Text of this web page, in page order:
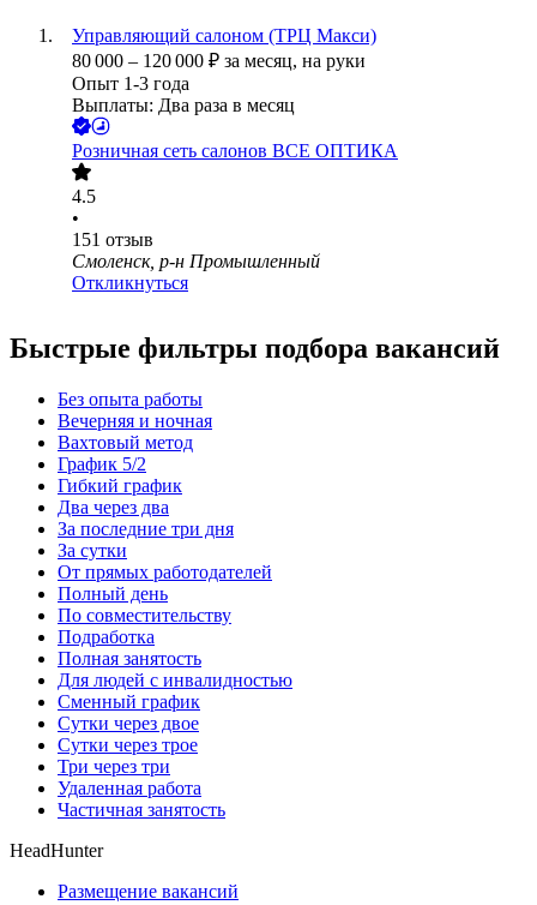
Управляющий салоном (ТРЦ Макси)
80 000 – 120 000 ₽ за месяц, на руки
Опыт 1-3 года
Выплаты: Два раза в месяц
Розничная сеть салонов ВСЕ ОПТИКА
4.5
•
151 отзыв
Смоленск, р-н Промышленный
Откликнуться
Быстрые фильтры подбора вакансий
Без опыта работы
Вечерняя и ночная
Вахтовый метод
График 5/2
Гибкий график
Два через два
За последние три дня
За сутки
От прямых работодателей
Полный день
По совместительству
Подработка
Полная занятость
Для людей с инвалидностью
Сменный график
Сутки через двое
Сутки через трое
Три через три
Удаленная работа
Частичная занятость
HeadHunter
Размещение вакансий